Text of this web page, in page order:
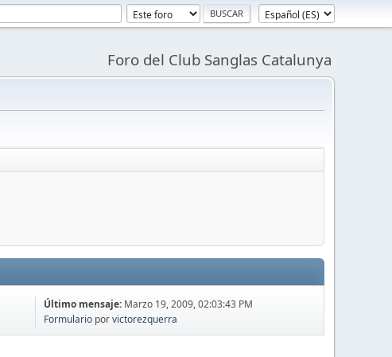
Foro del Club Sanglas Catalunya
Último mensaje: Marzo 19, 2009, 02:03:43 PM
Formulario porvictorezquerra